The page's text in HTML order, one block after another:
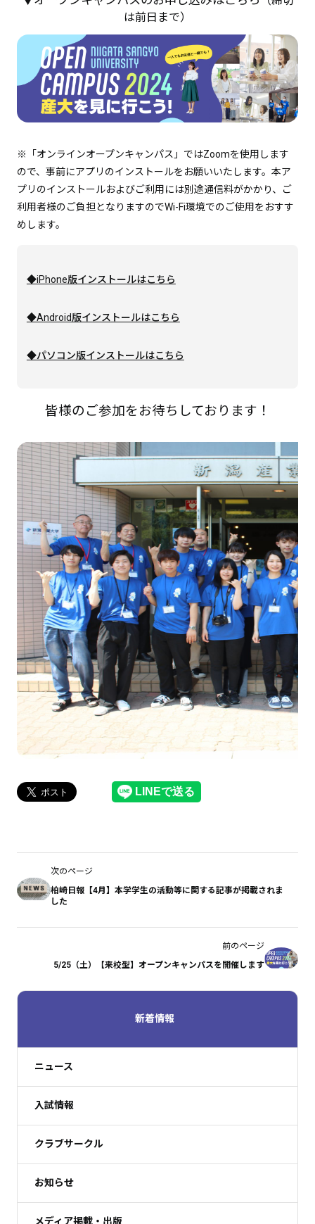
は前日まで）
※「オンラインオープンキャンパス」ではZoomを使用します
ので、事前にアプリのインストールをお願いいたします。本ア
プリのインストールおよびご利用には別途通信料がかかり、ご
利用者様のご負担となりますのでWi-Fi環境でのご使用をおすす
めします。
◆iPhone版インストールはこちら
◆Android版インストールはこちら
◆パソコン版インストールはこちら
皆様のご参加をお待ちしております！
次のページ
柏崎日報【4月】本学学生の活動等に関する記事が掲載されま
した
前のページ
5/25（土）【来校型】オープンキャンパスを開催します
新着情報
ニュース
入試情報
クラブサークル
お知らせ
メディア掲載・出版